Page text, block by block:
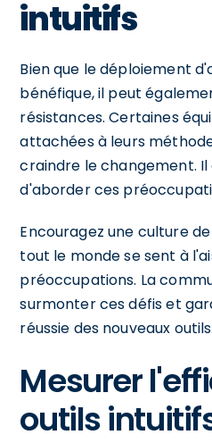
intuitifs
Bien que le déploiement
bénéfique, il peut
résistances. Certaines
attachées à leurs
craindre le changement.
d'aborder ces
Encouragez une culture
tout le monde se sent à
préoccupations. La
surmonter ces défis et
réussie des nouveaux outils.
Mesurer
outils